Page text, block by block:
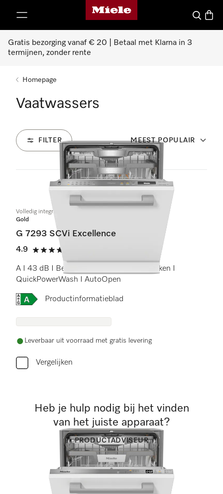
Homepage van Miele
Wat zoek
Gratis bezorging vanaf € 20 | Betaal met Klarna in 3
termijnen, zonder rente
Homepage
Vaatwassers
FILTER MEEST POPULAIR
75 Producten
Volledig integreerbare vaatwassers
Gold
G 7293 SCVi Excellence
4.9
4.9 sterren op 5
A I 43 dB I Besteklade I MaxiComfort rekken I
QuickPowerWash I AutoOpen
Online Label Flag, Energielabel
Productinformatieblad
Leverbaar uit voorraad met gratis levering
Vergelijken
Heb je hulp nodig bij het vinden
van het juiste apparaat?
PRODUCTADVISEUR